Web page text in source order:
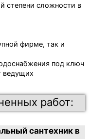
степени сложности в
фирме, так и
под ключ
ведущих
работ:
сантехник в